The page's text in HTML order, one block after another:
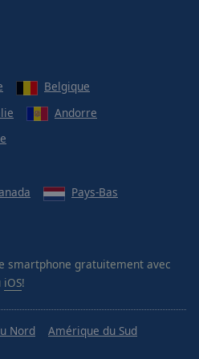
Belgique
Andorre
Pays-Bas
smartphone gratuitement avec
iOS!
Nord
Amérique du Sud